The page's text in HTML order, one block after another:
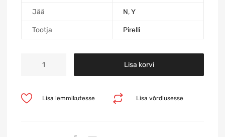
Jää N,Y
Tootja Pirelli
Lisa korvi
Lisa võrdlusesse
Lisa lemmikutesse